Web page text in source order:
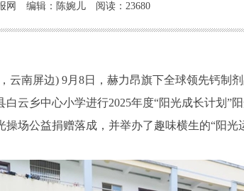
网 编辑：陈婉儿 阅读：23680
云南屏边) 9月8日，赫力昂旗下全球领先钙制
白云乡中心小学进行2025年度“阳光成长计划”
场公益捐赠落成，并举办了趣味横生的“阳光